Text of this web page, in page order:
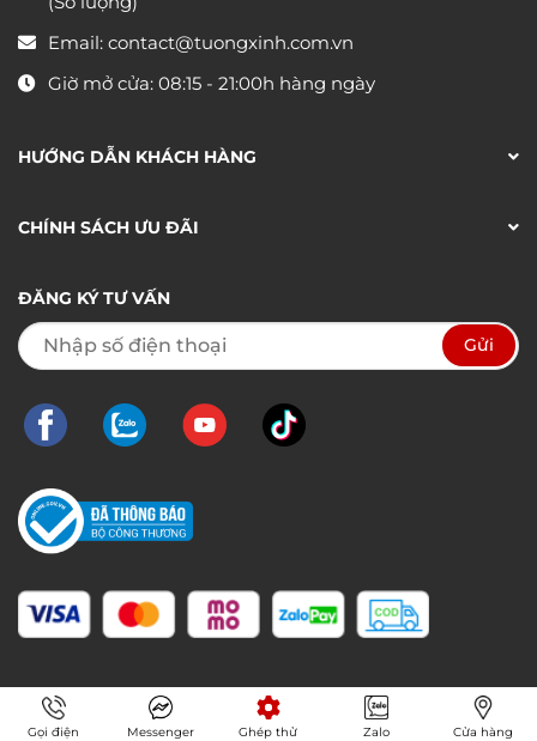
Email: contact@tuongxinh.com.vn
Giờ mở cửa: 08:15 - 21:00h hàng ngày
HƯỚNG DẪN KHÁCH HÀNG
CHÍNH SÁCH ƯU ĐÃI
ĐĂNG KÝ TƯ VẤN
Gọi điện Messenger Ghép thử Zalo Cửa hàng